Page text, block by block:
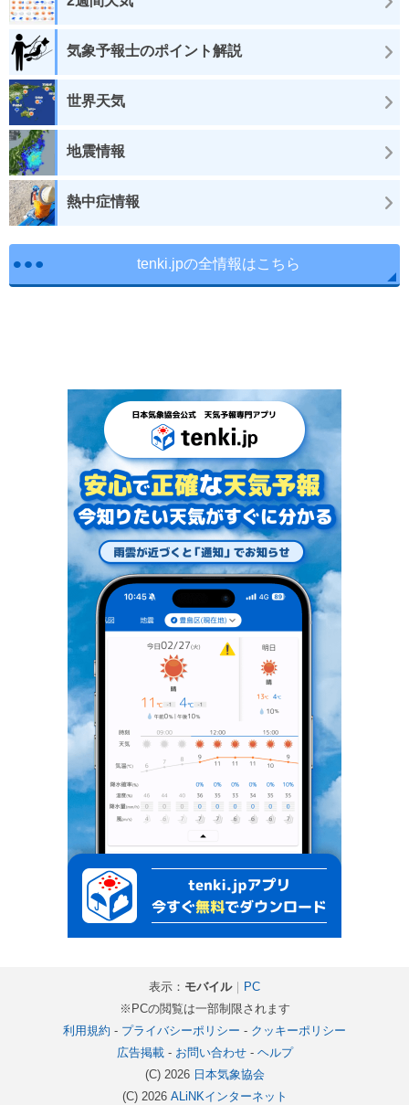
気象予報士のポイント解説
世界天気
地震情報
熱中症情報
tenki.jpの全情報はこちら
表示： モバイル｜
PC
※PCの閲覧は一部制限されます
利用規約 - プライバシーポリシー - クッキーポリシー
広告掲載- お問い合わせ- ヘルプ
(C) 2026 日本気象協会
(C) 2026 ALiNKインターネット